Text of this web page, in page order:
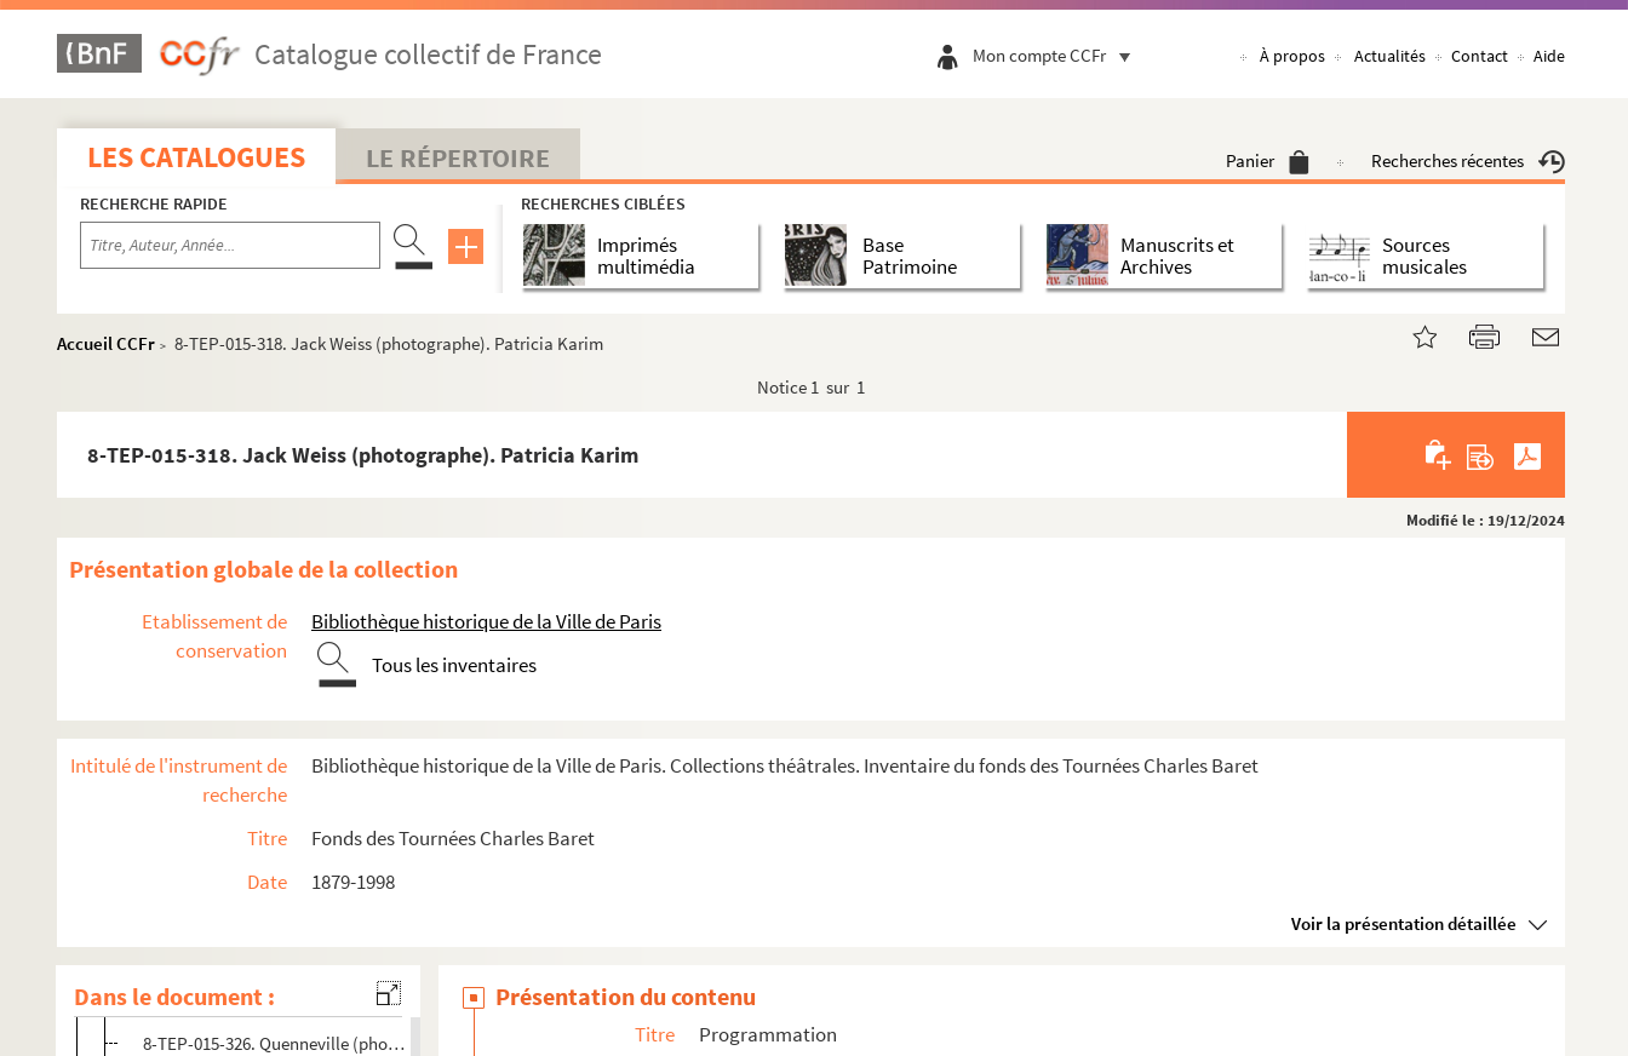
Catalogue collectif de France Mon compte CCFr À propos Actualités Contact Aide
LES CATALOGUES LE RÉPERTOIRE Panier Recherches récentes
RECHERCHE RAPIDE RECHERCHES CIBLÉES
Imprimés
multimédia
Base
Patrimoine
Manuscrits et
Archives
Sources
musicales
Accueil CCFr > 8-TEP-015-318. Jack Weiss (photographe). Patricia Karim
Notice 1 sur 1
8-TEP-015-318. Jack Weiss (photographe). Patricia Karim
Modifié le : 19/12/2024
Présentation globale de la collection
Etablissement de
conservation
Bibliothèque historique de la Ville de Paris
Tous les inventaires
Intitulé de l'instrument de
recherche
Bibliothèque historique de la Ville de Paris. Collections théâtrales. Inventaire du fonds des Tournées Charles Baret
Titre
Fonds des Tournées Charles Baret
Date
1879-1998
Voir la présentation détaillée
Dans le document :
8-TEP-015-294. Corinne Jahier
8-TEP-015-295. Studio Vallois (photographe). Alain Janey
8-TEP-015-296. Jacques Bourguignon (photographe). Maaike Jansen
8-TEP-015-297. Marée-Breyer (photographe). Maaike Jansen
8-TEP-015-298. Daniel de Schepper (photographe). Maaike Jansen
8-TEP-015-299. Maaike Jansen
4-TEP-015-086. Leguay (photographe). Catherine Jarrett
8-TEP-015-633. Jean-Jacques
8-TEP-015-305. Jean-Jacques, Micheline Dax, Jean-Luc Moreau, Pierre Chesnot et Patricia Karim
8-TEP-015-307. François Darras (photographe). Jacqueline Jefford
8-TEP-015-308. Paul Marai (photographe). Jacqueline Jéhanneuf
8-TEP-015-310. Francis Joffo
8-TEP-015-311. Francis Joffo, Amarande et André Pousse
8-TEP-015-313. Jean-Daniel Cadinot (photographe). Nathalie Juvet
8-TEP-015-316. Rolande Kalis
8-TEP-015-317. André Nisak (photographe). Françoise Kanel
8-TEP-015-326. Quenneville (photographe). Patricia Karim
Présentation du contenu
Titre Programmation